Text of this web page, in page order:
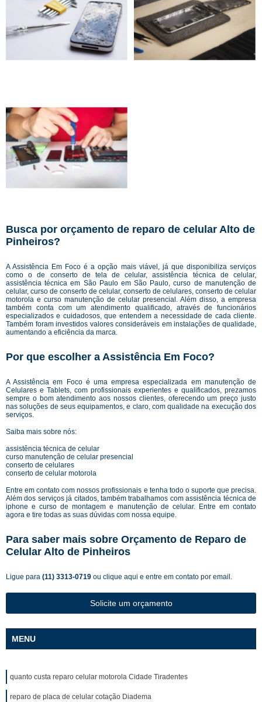
Busca por orçamento de reparo de celular Alto de
Pinheiros?
A Assistência Em Foco é a opção mais viável, já que disponibiliza serviços
como o de conserto de tela de celular, assistência técnica de celular,
assistência técnica em São Paulo em São Paulo, curso de manutenção de
celular, curso de conserto de celular, conserto de celulares, conserto de celular
motorola e curso manutenção de celular presencial. Além disso, a empresa
também conta com um atendimento qualificado, através de funcionários
especializados e cuidadosos, que entendem a necessidade de cada cliente.
Também foram investidos valores consideráveis em instalações de qualidade,
aumentando a eficiência da marca.
Por que escolher a Assistência Em Foco?
A Assistência em Foco é uma empresa especializada em manutenção de
Celulares e Tablets, com profissionais experientes e qualificados, prezamos
sempre o bom atendimento aos nossos clientes, oferecendo um preço justo
nas soluções de seus equipamentos, e claro, com qualidade na execução dos
serviços.
Saiba mais sobre nós:
assistência técnica de celular
curso manutenção de celular presencial
conserto de celulares
conserto de celular motorola
Entre em contato com nossos profissionais e tenha todo o suporte que precisa.
Além dos serviços já citados, também trabalhamos com assistência técnica de
iphone e curso de montagem e manutenção de celular. Entre em contato
agora e tire todas as suas dúvidas com nossa equipe.
Para saber mais sobre Orçamento de Reparo de
Celular Alto de Pinheiros
Ligue para (11) 3313-0719 ou clique aqui e entre em contato por email.
Solicite um orçamento
MENU
quanto custa reparo celular motorola Cidade Tiradentes
reparo de placa de celular cotação Diadema